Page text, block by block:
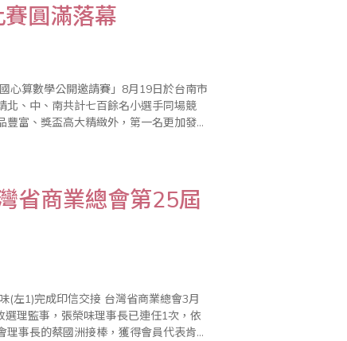
圓滿落幕
心算數學公開邀請賽」8月19日於台南市
北、中、南共計七百餘名小選手同場競
富、獎盃高大精緻外，第一名更加發獎
省商業總會第25屆
接 台灣省商業總會3月
理監事，張榮味理事長已連任1次，依
事長的蔡國洲接棒，獲得會員代表肯